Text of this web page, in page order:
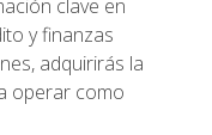
clave en
y finanzas
adquirirás la
operar como